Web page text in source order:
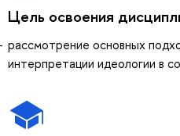
Цель освоения
рассмотрение основных
интерпретации идеологии в